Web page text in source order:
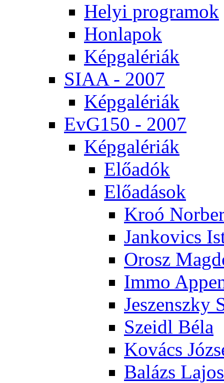
He­lyi prog­ra­mok
Hon­la­pok
Kép­ga­lé­ri­ák
SI­AA - 2007
Kép­ga­lé­ri­ák
EvG150 - 2007
Kép­ga­lé­ri­ák
Elő­adók
Elő­adá­sok
Kroó
Jan­ko­vics
Orosz
Im­mo
Je­szensz­ky
Szeidl Bé­la
Ko­vács
Ba­lázs La­jos